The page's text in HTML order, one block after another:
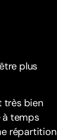
plus
très bien
à temps
répartition